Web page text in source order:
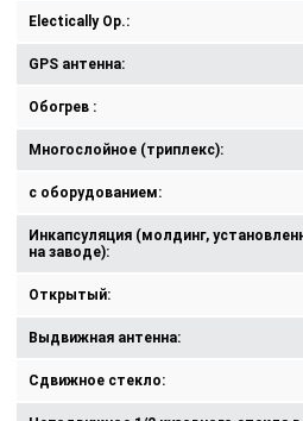
Electically Op.:
GPS антенна:
Обогрев :
Многослойное (триплекс):
с оборудованием:
Инкапсуляция (молдинг,
на заводе):
Открытый:
Выдвижная антенна:
Сдвижное стекло: